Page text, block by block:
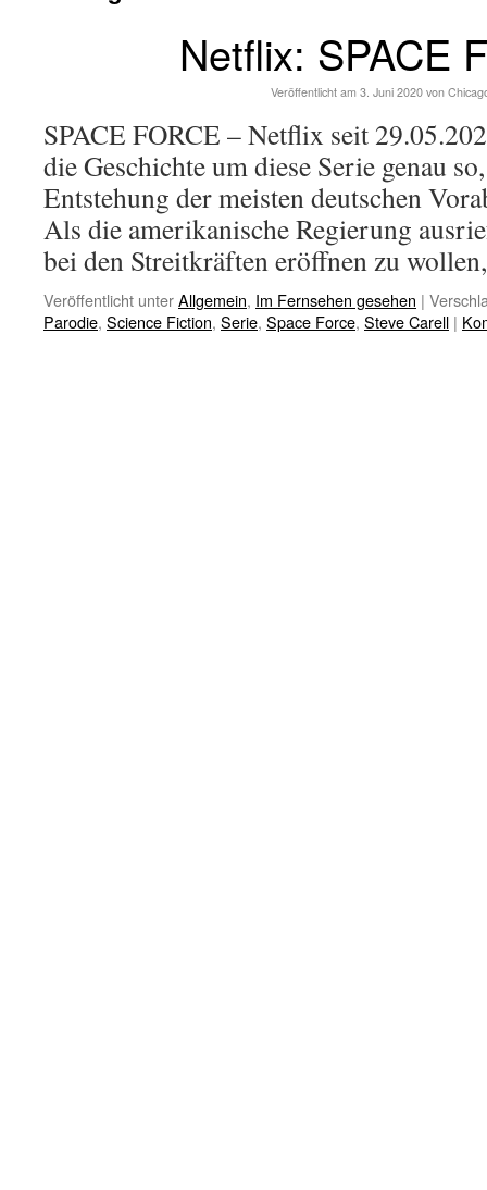
Netflix: SPACE
Veröffentlicht am 3. Juni 2020 von
SPACE FORCE – Netflix seit
die Geschichte um diese Serie genau
Entstehung der meisten deutschen
Als die amerikanische Regierung
bei den Streitkräften eröffnen zu
Veröffentlicht unterAllgemein, Im Fernsehen gesehen |
Parodie, Science Fiction, Serie, Space Force, Steve Carell |